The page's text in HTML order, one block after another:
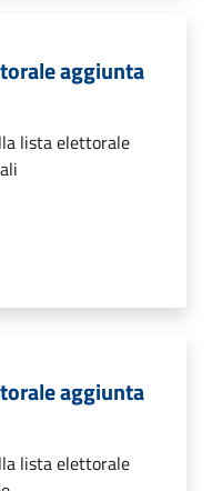
aggiunta
lista elettorale
aggiunta
lista elettorale